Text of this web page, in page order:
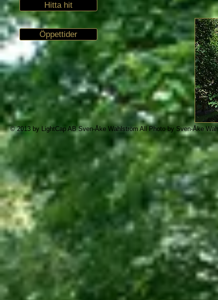
Hitta hit
Öppettider
© 2013 by LightCap AB Sven-Åke Wahlström All Photo by Sven-Åke